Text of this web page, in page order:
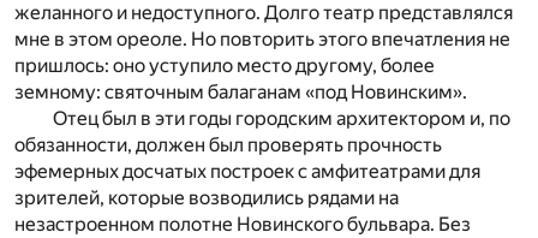
желанного и недоступного. Долго театр представлялся
мне в этом ореоле. Но повторить этого впечатления не
пришлось: оно уступило место другому, более
земному: святочным балаганам «под Новинским».
Отец был в эти годы городским архитектором и, по
обязанности, должен был проверять прочность
эфемерных досчатых построек с амфитеатрами для
зрителей, которые возводились рядами на
незастроенном полотне Новинского бульвара. Без